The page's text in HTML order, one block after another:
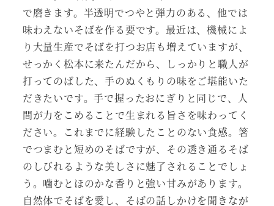
で磨きます。半透明でつやと弾力のある、他では
味わえないそばを作る要です。最近は、機械によ
り大量生産でそばを打つお店も増えていますが、
せっかく松本に来たんだから、しっかりと職人が
打ってのばした、手のぬくもりの味をご堪能いた
だきたいです。手で握ったおにぎりと同じで、人
間が力をこめることで生まれる旨さを味わってく
ださい。これまでに経験したことのない食感。箸
でつまむと短めのそばですが、その透き通るそば
のしびれるような美しさに魅了されることでしょ
う。噛むとほのかな香りと強い甘みがあります。
自然体でそばを愛し、そばの話しかけを聞きなが